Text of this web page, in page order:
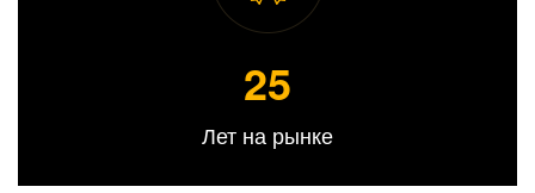
25
Лет на рынке